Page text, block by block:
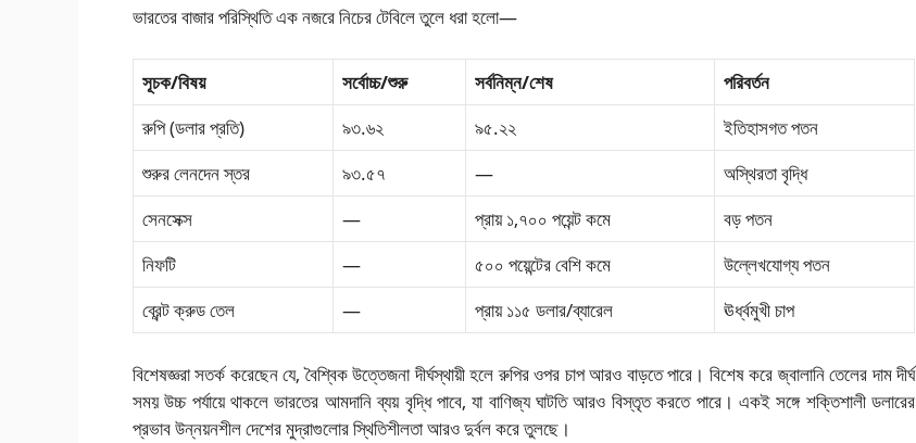
ভারতের বাজার পরিস্থিতি এক নজরে নিচের টেবিলে তুলে ধরা হলো—
সূচক/বিষয় সর্বোচ্চ/শুরু সর্বনিম্ন/শেষ
পরিবর্তন
রুপি (ডলার প্রতি)
৯৩.৬২ ৯৫.২২
ইতিহাসগত পতন
শুরুর লেনদেন স্তর
৯৩.৫৭ —
অস্থিরতা বৃদ্ধি
সেনসেক্স
— প্রায় ১,৭০০ পয়েন্ট কমে
বড় পতন
নিফটি
— ৫০০ পয়েন্টের বেশি কমে
উল্লেখযোগ্য পতন
ব্রেন্ট ক্রুড তেল
— প্রায় ১১৫ ডলার/ব্যারেল ঊর্ধ্বমুখী চাপ
বিশেষজ্ঞরা সতর্ক করেছেন যে, বৈশ্বিক উত্তেজনা দীর্ঘস্থায়ী হলে রুপির ওপর চাপ আরও বাড়তে পারে। বিশেষ করে জ্বালানি তেলের দাম দীর্ঘ
সময় উচ্চ পর্যায়ে থাকলে ভারতের আমদানি ব্যয় বৃদ্ধি পাবে, যা বাণিজ্য ঘাটতি আরও বিস্তৃত করতে পারে। একই সঙ্গে শক্তিশালী ডলারের
প্রভাব উন্নয়নশীল দেশের মুদ্রাগুলোর স্থিতিশীলতা আরও দুর্বল করে তুলছে।